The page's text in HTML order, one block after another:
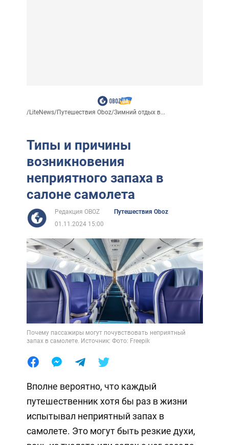
/LiteNews/Путешествия Oboz/Зимний отдых в...
Типы и причины
возникновения
неприятного запаха в
салоне самолета
Редакция OBOZ
Путешествия Oboz
01.11.2024 15:00
Почему пассажиры могут почувствовать неприятный
запах в самолете. Источник: Фото: Freepik
Вполне вероятно, что каждый
путешественник хотя бы раз в жизни
испытывал неприятный запах в
самолете. Это могут быть резкие духи,